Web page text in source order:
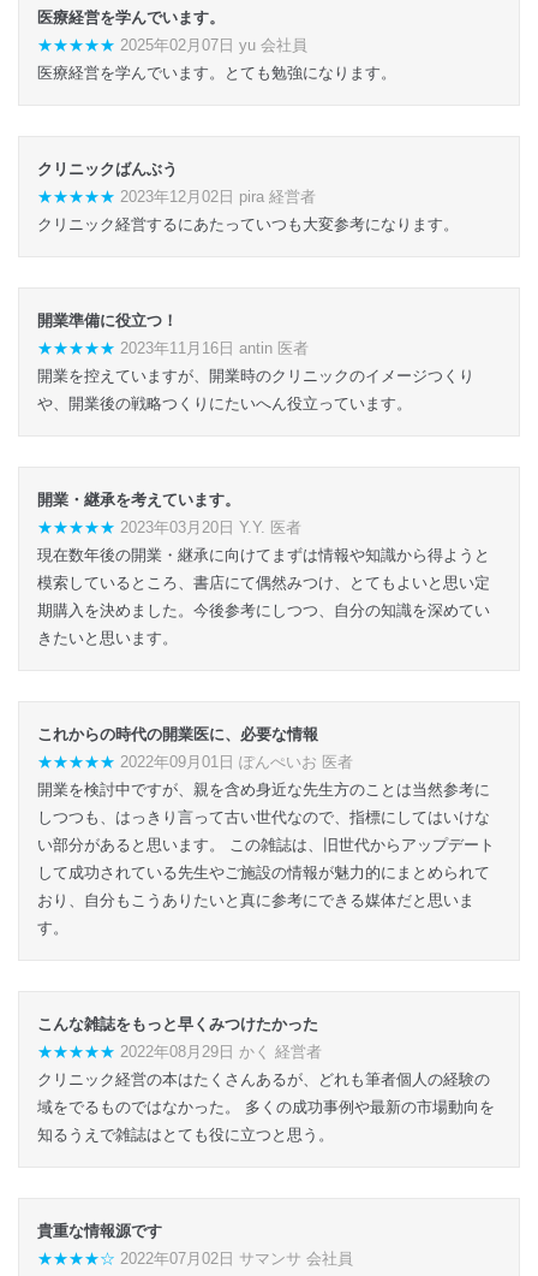
医療経営を学んでいます。
★★★★★ 2025年02月07日 yu 会社員
医療経営を学んでいます。とても勉強になります。
クリニックばんぶう
★★★★★ 2023年12月02日 pira 経営者
クリニック経営するにあたっていつも大変参考になります。
開業準備に役立つ！
★★★★★ 2023年11月16日 antin 医者
開業を控えていますが、開業時のクリニックのイメージつくり
や、開業後の戦略つくりにたいへん役立っています。
開業・継承を考えています。
★★★★★ 2023年03月20日 Y.Y. 医者
現在数年後の開業・継承に向けてまずは情報や知識から得ようと
模索しているところ、書店にて偶然みつけ、とてもよいと思い定
期購入を決めました。今後参考にしつつ、自分の知識を深めてい
きたいと思います。
これからの時代の開業医に、必要な情報
★★★★★ 2022年09月01日 ぽんぺいお 医者
開業を検討中ですが、親を含め身近な先生方のことは当然参考に
しつつも、はっきり言って古い世代なので、指標にしてはいけな
い部分があると思います。 この雑誌は、旧世代からアップデート
して成功されている先生やご施設の情報が魅力的にまとめられて
おり、自分もこうありたいと真に参考にできる媒体だと思いま
す。
こんな雑誌をもっと早くみつけたかった
★★★★★ 2022年08月29日 かく 経営者
クリニック経営の本はたくさんあるが、どれも筆者個人の経験の
域をでるものではなかった。 多くの成功事例や最新の市場動向を
知るうえで雑誌はとても役に立つと思う。
貴重な情報源です
★★★★☆ 2022年07月02日 サマンサ 会社員